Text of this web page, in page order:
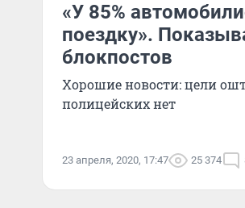
«У 85%
поездку».
блокпостов
Хорошие новости: цели
полицейских нет
23 апреля, 2020, 17:47 25 374